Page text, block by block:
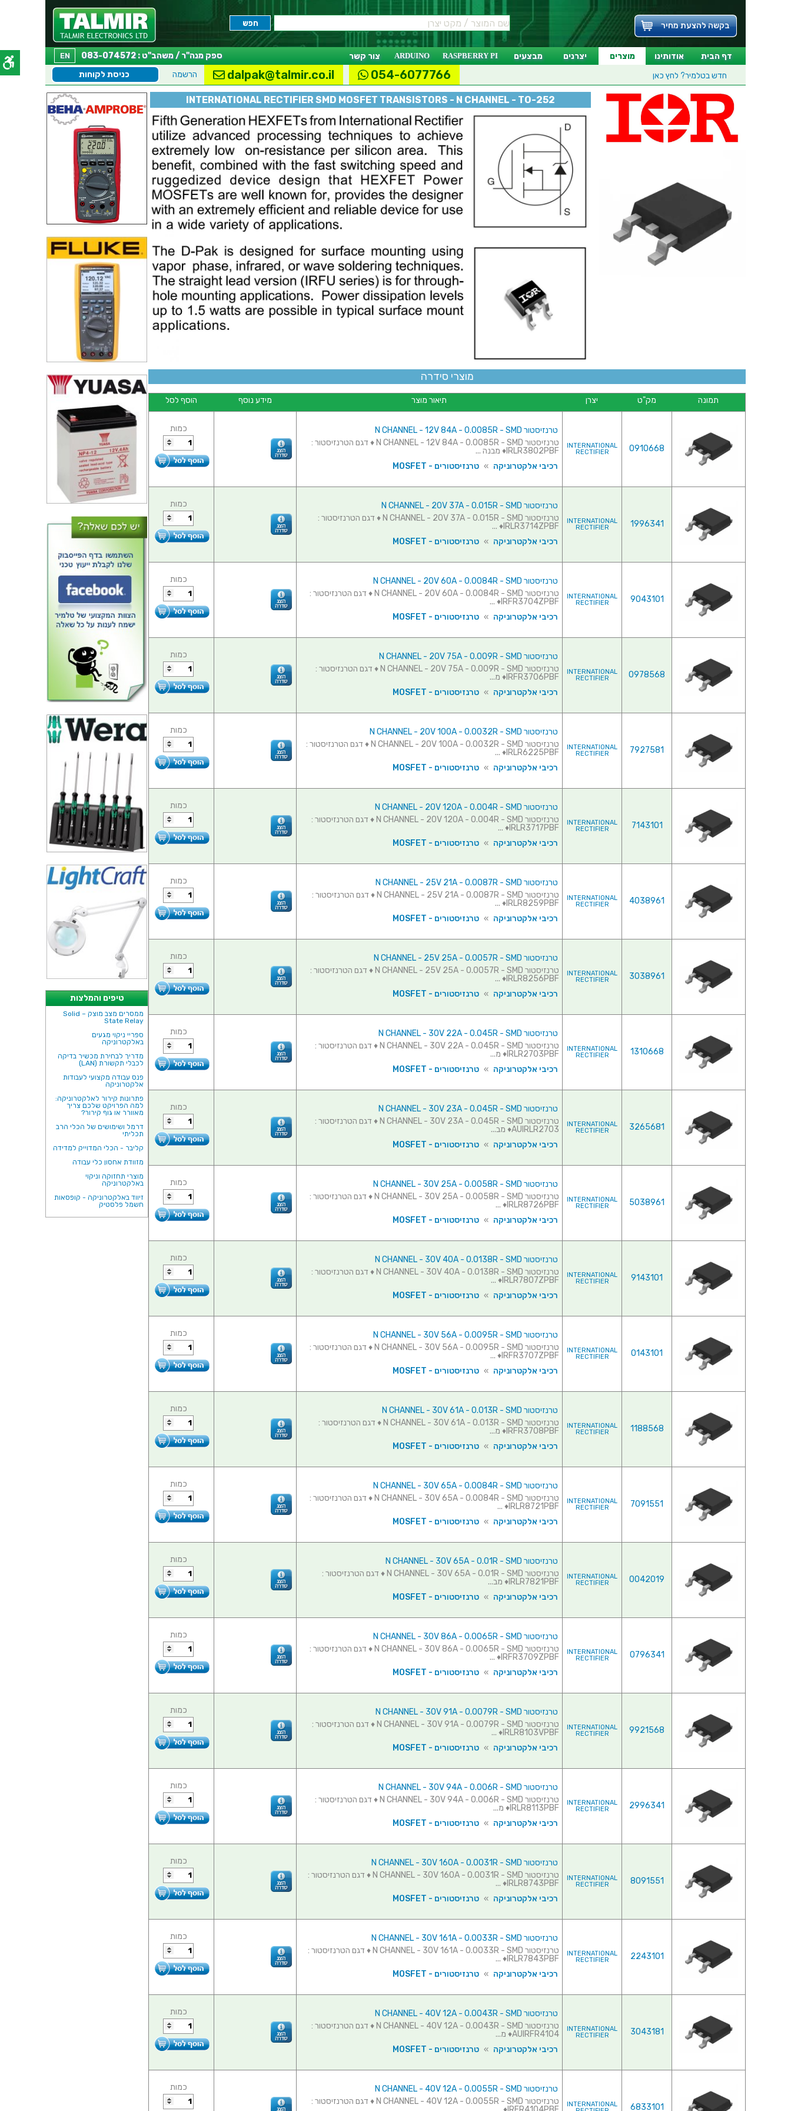
בקשה להצעת מחיר
דף הבית אודותינו מוצרים יצרנים מבצעים RASPBERRY PI
ARDUINO צור קשר EN
ספק מנה"ר / משהב"ט : 083-074572
חדש בטלמיר? לחץ כאן כניסת לקוחות הרשמה dalpak@talmir.co.il 054-6077766
טיפים והמלצות
ממסרים מצב מוצק – Solid
State Relay
ספריי ניקוי מגעים
באלקטרוניקה
מדריך לבחירת מכשיר בדיקה
לכבלי תקשורת (LAN)
פנס עבודה מקצועי לעבודות
אלקטרוניקה
פתרונות קירור לאלקטרוניקה:
למה הפרויקט שלכם צריך
מאוורר או גוף קירור?
דרמל ושימושים של הכלי הרב
תכליתי
קליבר - הכלי המדוייק למדידה
מזוודת אחסון כלי עבודה
מוצרי תחזוקה וניקוי
באלקטרוניקה
זיווד באלקטרוניקה - קופסאות
חשמל פלסטיק
INTERNATIONAL RECTIFIER SMD MOSFET TRANSISTORS - N CHANNEL - TO-252
מוצרי סידרה
תמונה מק"ט יצרן תיאור מוצר מידע נוסף הוסף לסל
0910668
INTERNATIONAL
RECTIFIER
טרנזיסטור N CHANNEL - 12V 84A - 0.0085R - SMD
טרנזיסטור N CHANNEL - 12V 84A - 0.0085R - SMD ♦ דגם הטרנזיסטור :
IRLR3802PBF♦ מבנה ...
רכיבי אלקטרוניקה » טרנזיסטורים - MOSFET
כמות
1996341
INTERNATIONAL
RECTIFIER
טרנזיסטור N CHANNEL - 20V 37A - 0.015R - SMD
טרנזיסטור N CHANNEL - 20V 37A - 0.015R - SMD ♦ דגם הטרנזיסטור :
IRLR3714ZPBF♦ ...
רכיבי אלקטרוניקה » טרנזיסטורים - MOSFET
כמות
9043101
INTERNATIONAL
RECTIFIER
טרנזיסטור N CHANNEL - 20V 60A - 0.0084R - SMD
טרנזיסטור N CHANNEL - 20V 60A - 0.0084R - SMD ♦ דגם הטרנזיסטור :
IRFR3704ZPBF♦ ...
רכיבי אלקטרוניקה » טרנזיסטורים - MOSFET
כמות
0978568
INTERNATIONAL
RECTIFIER
טרנזיסטור N CHANNEL - 20V 75A - 0.009R - SMD
טרנזיסטור N CHANNEL - 20V 75A - 0.009R - SMD ♦ דגם הטרנזיסטור :
IRFR3706PBF♦ מ...
רכיבי אלקטרוניקה » טרנזיסטורים - MOSFET
כמות
7927581
INTERNATIONAL
RECTIFIER
טרנזיסטור N CHANNEL - 20V 100A - 0.0032R - SMD
טרנזיסטור N CHANNEL - 20V 100A - 0.0032R - SMD ♦ דגם הטרנזיסטור :
IRLR6225PBF♦ ...
רכיבי אלקטרוניקה » טרנזיסטורים - MOSFET
כמות
7143101
INTERNATIONAL
RECTIFIER
טרנזיסטור N CHANNEL - 20V 120A - 0.004R - SMD
טרנזיסטור N CHANNEL - 20V 120A - 0.004R - SMD ♦ דגם הטרנזיסטור :
IRLR3717PBF♦ ...
רכיבי אלקטרוניקה » טרנזיסטורים - MOSFET
כמות
4038961
INTERNATIONAL
RECTIFIER
טרנזיסטור N CHANNEL - 25V 21A - 0.0087R - SMD
טרנזיסטור N CHANNEL - 25V 21A - 0.0087R - SMD ♦ דגם הטרנזיסטור :
IRLR8259PBF♦ ...
רכיבי אלקטרוניקה » טרנזיסטורים - MOSFET
כמות
3038961
INTERNATIONAL
RECTIFIER
טרנזיסטור N CHANNEL - 25V 25A - 0.0057R - SMD
טרנזיסטור N CHANNEL - 25V 25A - 0.0057R - SMD ♦ דגם הטרנזיסטור :
IRLR8256PBF♦ ...
רכיבי אלקטרוניקה » טרנזיסטורים - MOSFET
כמות
1310668
INTERNATIONAL
RECTIFIER
טרנזיסטור N CHANNEL - 30V 22A - 0.045R - SMD
טרנזיסטור N CHANNEL - 30V 22A - 0.045R - SMD ♦ דגם הטרנזיסטור :
IRLR2703PBF♦ מ...
רכיבי אלקטרוניקה » טרנזיסטורים - MOSFET
כמות
3265681
INTERNATIONAL
RECTIFIER
טרנזיסטור N CHANNEL - 30V 23A - 0.045R - SMD
טרנזיסטור N CHANNEL - 30V 23A - 0.045R - SMD ♦ דגם הטרנזיסטור :
AUIRLR2703♦ מב...
רכיבי אלקטרוניקה » טרנזיסטורים - MOSFET
כמות
5038961
INTERNATIONAL
RECTIFIER
טרנזיסטור N CHANNEL - 30V 25A - 0.0058R - SMD
טרנזיסטור N CHANNEL - 30V 25A - 0.0058R - SMD ♦ דגם הטרנזיסטור :
IRLR8726PBF♦ ...
רכיבי אלקטרוניקה » טרנזיסטורים - MOSFET
כמות
9143101
INTERNATIONAL
RECTIFIER
טרנזיסטור N CHANNEL - 30V 40A - 0.0138R - SMD
טרנזיסטור N CHANNEL - 30V 40A - 0.0138R - SMD ♦ דגם הטרנזיסטור :
IRLR7807ZPBF♦ ...
רכיבי אלקטרוניקה » טרנזיסטורים - MOSFET
כמות
0143101
INTERNATIONAL
RECTIFIER
טרנזיסטור N CHANNEL - 30V 56A - 0.0095R - SMD
טרנזיסטור N CHANNEL - 30V 56A - 0.0095R - SMD ♦ דגם הטרנזיסטור :
IRFR3707ZPBF♦ ...
רכיבי אלקטרוניקה » טרנזיסטורים - MOSFET
כמות
1188568
INTERNATIONAL
RECTIFIER
טרנזיסטור N CHANNEL - 30V 61A - 0.013R - SMD
טרנזיסטור N CHANNEL - 30V 61A - 0.013R - SMD ♦ דגם הטרנזיסטור :
IRFR3708PBF♦ מ...
רכיבי אלקטרוניקה » טרנזיסטורים - MOSFET
כמות
7091551
INTERNATIONAL
RECTIFIER
טרנזיסטור N CHANNEL - 30V 65A - 0.0084R - SMD
טרנזיסטור N CHANNEL - 30V 65A - 0.0084R - SMD ♦ דגם הטרנזיסטור :
IRLR8721PBF♦ ...
רכיבי אלקטרוניקה » טרנזיסטורים - MOSFET
כמות
0042019
INTERNATIONAL
RECTIFIER
טרנזיסטור N CHANNEL - 30V 65A - 0.01R - SMD
טרנזיסטור N CHANNEL - 30V 65A - 0.01R - SMD ♦ דגם הטרנזיסטור :
IRLR7821PBF♦ מב...
רכיבי אלקטרוניקה » טרנזיסטורים - MOSFET
כמות
0796341
INTERNATIONAL
RECTIFIER
טרנזיסטור N CHANNEL - 30V 86A - 0.0065R - SMD
טרנזיסטור N CHANNEL - 30V 86A - 0.0065R - SMD ♦ דגם הטרנזיסטור :
IRFR3709ZPBF♦ ...
רכיבי אלקטרוניקה » טרנזיסטורים - MOSFET
כמות
9921568
INTERNATIONAL
RECTIFIER
טרנזיסטור N CHANNEL - 30V 91A - 0.0079R - SMD
טרנזיסטור N CHANNEL - 30V 91A - 0.0079R - SMD ♦ דגם הטרנזיסטור :
IRLR8103VPBF♦ ...
רכיבי אלקטרוניקה » טרנזיסטורים - MOSFET
כמות
2996341
INTERNATIONAL
RECTIFIER
טרנזיסטור N CHANNEL - 30V 94A - 0.006R - SMD
טרנזיסטור N CHANNEL - 30V 94A - 0.006R - SMD ♦ דגם הטרנזיסטור :
IRLR8113PBF♦ מ...
רכיבי אלקטרוניקה » טרנזיסטורים - MOSFET
כמות
8091551
INTERNATIONAL
RECTIFIER
טרנזיסטור N CHANNEL - 30V 160A - 0.0031R - SMD
טרנזיסטור N CHANNEL - 30V 160A - 0.0031R - SMD ♦ דגם הטרנזיסטור :
IRLR8743PBF♦ ...
רכיבי אלקטרוניקה » טרנזיסטורים - MOSFET
כמות
2243101
INTERNATIONAL
RECTIFIER
טרנזיסטור N CHANNEL - 30V 161A - 0.0033R - SMD
טרנזיסטור N CHANNEL - 30V 161A - 0.0033R - SMD ♦ דגם הטרנזיסטור :
IRLR7843PBF♦ ...
רכיבי אלקטרוניקה » טרנזיסטורים - MOSFET
כמות
3043181
INTERNATIONAL
RECTIFIER
טרנזיסטור N CHANNEL - 40V 12A - 0.0043R - SMD
טרנזיסטור N CHANNEL - 40V 12A - 0.0043R - SMD ♦ דגם הטרנזיסטור :
AUIRFR4104♦ מ...
רכיבי אלקטרוניקה » טרנזיסטורים - MOSFET
כמות
6833101
INTERNATIONAL
טרנזיסטור N CHANNEL - 40V 12A - 0.0055R - SMD
טרנזיסטור N CHANNEL - 40V 12A - 0.0055R - SMD ♦ דגם הטרנזיסטור :
כמות